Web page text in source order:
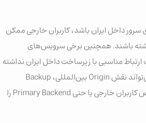
داخل ایران باشد، کاربران خارجی ممکن
باشند. همچنین برخی سرویس‌های
مناسبی با زیرساخت داخل ایران نداشته
باشند. سرور خارجی می‌تواند نقش Origin بین‌المللی، Backup
Origin، Node مخصوص کاربران خارجی یا حتی Primary Backend را